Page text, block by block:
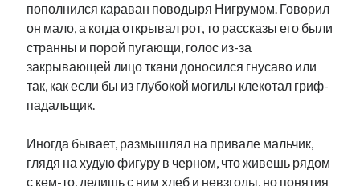
пополнился караван поводыря Нигрумом. Говорил
он мало, а когда открывал рот, то рассказы его были
странны и порой пугающи, голос из-за
закрывающей лицо ткани доносился гнусаво или
так, как если бы из глубокой могилы клекотал гриф-
падальщик.
Иногда бывает, размышлял на привале мальчик,
глядя на худую фигуру в черном, что живешь рядом
с кем-то, делишь с ним хлеб и невзгоды, но понятия